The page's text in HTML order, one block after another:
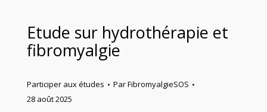
Etude sur hydrothérapie et
fibromyalgie
Participer aux études ParFibromyalgieSOS
28 août 2025